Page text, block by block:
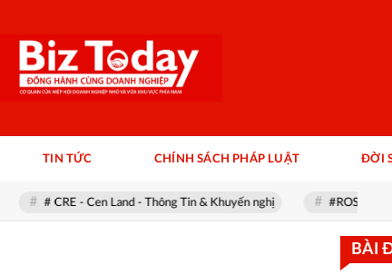
TIN TỨC CHÍNH SÁCH PHÁP LUẬT ĐỜI
# CRE - Cen Land - Thông Tin & Khuyến nghị #ROS - Thông tin
BÀI